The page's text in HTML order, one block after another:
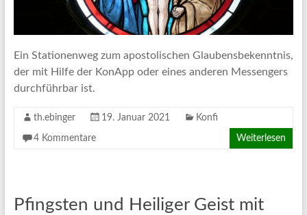
Ein Stationenweg zum apostolischen Glaubensbekenntnis,
der mit Hilfe der KonApp oder eines anderen Messengers
durchführbar ist.
th.ebinger 19. Januar 2021 Konfi
4 Kommentare Weiterlesen
Pfingsten und Heiliger Geist mit